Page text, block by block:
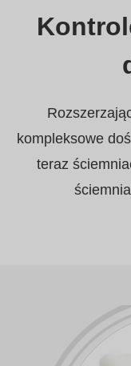
kompleksowe
teraz